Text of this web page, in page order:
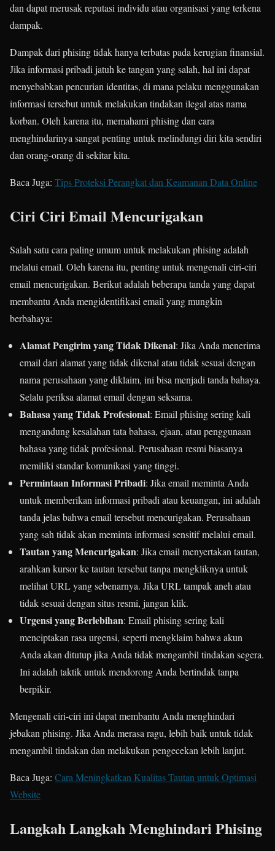
dan dapat merusak reputasi individu atau organisasi yang terkena
dampak.
Dampak dari phising tidak hanya terbatas pada kerugian finansial.
Jika informasi pribadi jatuh ke tangan yang salah, hal ini dapat
menyebabkan pencurian identitas, di mana pelaku menggunakan
informasi tersebut untuk melakukan tindakan ilegal atas nama
korban. Oleh karena itu, memahami phising dan cara
menghindarinya sangat penting untuk melindungi diri kita sendiri
dan orang-orang di sekitar kita.
Baca Juga: Tips Proteksi Perangkat dan Keamanan Data Online
Ciri Ciri Email Mencurigakan
Salah satu cara paling umum untuk melakukan phising adalah
melalui email. Oleh karena itu, penting untuk mengenali ciri-ciri
email mencurigakan. Berikut adalah beberapa tanda yang dapat
membantu Anda mengidentifikasi email yang mungkin
berbahaya:
Alamat Pengirim yang Tidak Dikenal: Jika Anda menerima
email dari alamat yang tidak dikenal atau tidak sesuai dengan
nama perusahaan yang diklaim, ini bisa menjadi tanda bahaya.
Selalu periksa alamat email dengan seksama.
Bahasa yang Tidak Profesional: Email phising sering kali
mengandung kesalahan tata bahasa, ejaan, atau penggunaan
bahasa yang tidak profesional. Perusahaan resmi biasanya
memiliki standar komunikasi yang tinggi.
Permintaan Informasi Pribadi: Jika email meminta Anda
untuk memberikan informasi pribadi atau keuangan, ini adalah
tanda jelas bahwa email tersebut mencurigakan. Perusahaan
yang sah tidak akan meminta informasi sensitif melalui email.
Tautan yang Mencurigakan: Jika email menyertakan tautan,
arahkan kursor ke tautan tersebut tanpa mengkliknya untuk
melihat URL yang sebenarnya. Jika URL tampak aneh atau
tidak sesuai dengan situs resmi, jangan klik.
Urgensi yang Berlebihan: Email phising sering kali
menciptakan rasa urgensi, seperti mengklaim bahwa akun
Anda akan ditutup jika Anda tidak mengambil tindakan segera.
Ini adalah taktik untuk mendorong Anda bertindak tanpa
berpikir.
Mengenali ciri-ciri ini dapat membantu Anda menghindari
jebakan phising. Jika Anda merasa ragu, lebih baik untuk tidak
mengambil tindakan dan melakukan pengecekan lebih lanjut.
Baca Juga: Cara Meningkatkan Kualitas Tautan untuk Optimasi
Website
Langkah Langkah Menghindari Phising